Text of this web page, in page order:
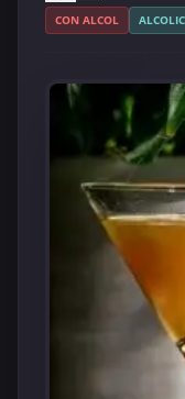
CON ALCOL